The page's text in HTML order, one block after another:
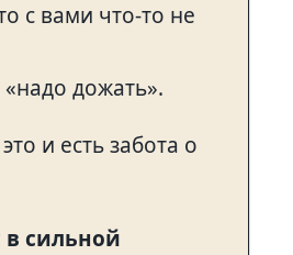
с вами что-то не
дожать».
и есть забота о
в сильной